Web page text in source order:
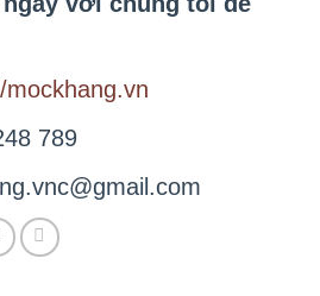
mockhang.vn
789